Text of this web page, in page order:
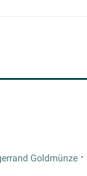
Goldmünze